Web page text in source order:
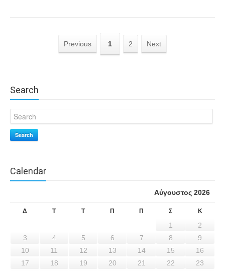
Previous 1 2 Next
Search
Search
Calendar
Αύγουστος 2026
Δ Τ Τ Π Π Σ Κ
1
2
3
4 5 6 7 8
9
10
11 12 13 14 15
16
17
18 19 20 21 22
23